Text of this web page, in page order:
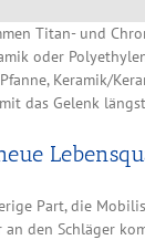
Titan- und
oder
Keramik/
das Gelenk
Part, die
an den Schläger